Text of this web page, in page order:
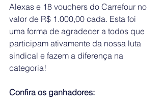
Alexas e 18 vouchers do Carrefour no
valor de R$ 1.000,00 cada. Esta foi
uma forma de agradecer a todos que
participam ativamente da nossa luta
sindical e fazem a diferença na
categoria!
Confira os ganhadores: